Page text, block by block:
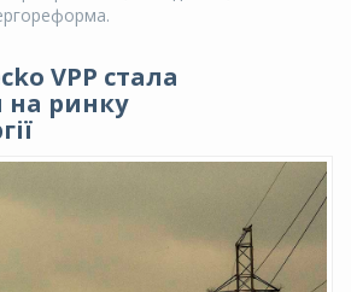
VPP стала
на ринку